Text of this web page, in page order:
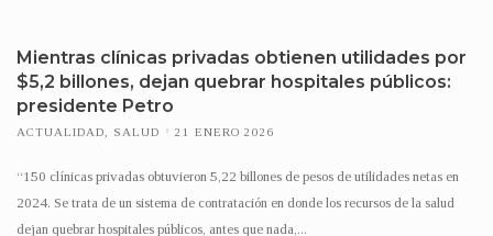
Mientras clínicas privadas obtienen utilidades por
$5,2 billones, dejan quebrar hospitales públicos:
presidente Petro
ACTUALIDAD SALUD 21 ENERO 2026
“150 clínicas privadas obtuvieron 5,22 billones de pesos de utilidades netas en
2024. Se trata de un sistema de contratación en donde los recursos de la salud
dejan quebrar hospitales públicos, antes que nada,...